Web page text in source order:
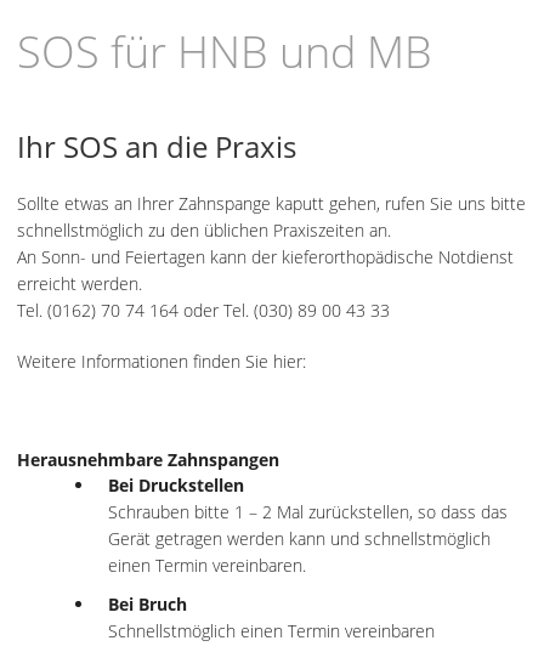
SOS für HNB und MB
Ihr SOS an die Praxis
Sollte etwas an Ihrer Zahnspange kaputt gehen, rufen Sie uns bitte
schnellstmöglich zu den üblichen Praxiszeiten an.
An Sonn- und Feiertagen kann der kieferorthopädische Notdienst
erreicht werden.
Tel. (0162) 70 74 164 oder Tel. (030) 89 00 43 33
Weitere Informationen finden Sie hier:
Herausnehmbare Zahnspangen
Bei Druckstellen
Schrauben bitte 1 – 2 Mal zurückstellen, so dass das
Gerät getragen werden kann und schnellstmöglich
einen Termin vereinbaren.
Bei Bruch
Schnellstmöglich einen Termin vereinbaren